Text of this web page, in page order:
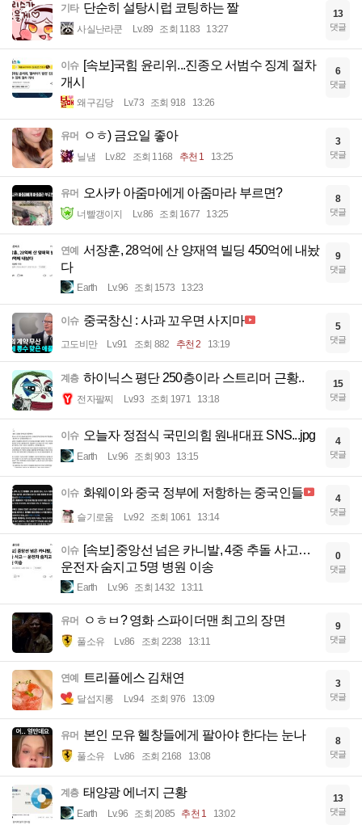
기타 단순히 설탕시럽 코팅하는 짤
사실난라쿤 Lv.89 조회 1183 13:27
13
댓글
이슈 [속보]국힘 윤리위...진종오 서범수 징계 절차
개시
왜구김당 Lv.73 조회 918 13:26
6
댓글
유머 ㅇㅎ) 금요일 좋아
닐냄 Lv.82 조회 1168 추천 1 13:25
3
댓글
유머 오사카 아줌마에게 아줌마라 부르면?
너빨갱이지 Lv.86 조회 1677 13:25
8
댓글
연예
서장훈, 28억에 산 양재역 빌딩 450억에 내놨
다
Earth Lv.96 조회 1573 13:23
9
댓글
이슈 중국창신 : 사과 꼬우면 사지마
고도비만 Lv.91 조회 882 추천 2 13:19
5
댓글
계층 하이닉스 평단 250층이라 스트리머 근황..
전자팔찌 Lv.93 조회 1971 13:18
15
댓글
이슈 오늘자 정점식 국민의힘 원내대표 SNS...jpg
Earth Lv.96 조회 903 13:15
4
댓글
이슈 화웨이와 중국 정부에 저항하는 중국인들
슬기로움 Lv.92 조회 1061 13:14
4
댓글
이슈 [속보] 중앙선 넘은 카니발, 4중 추돌 사고…
운전자 숨지고 5명 병원 이송
Earth Lv.96 조회 1432 13:11
0
댓글
유머 ㅇㅎㅂ? 영화 스파이더맨 최고의 장면
풀소유 Lv.86 조회 2238 13:11
9
댓글
연예 트리플에스 김채연
달섭지롱 Lv.94 조회 976 13:09
3
댓글
유머 본인 모유 헬창들에게 팔아야 한다는 눈나
풀소유 Lv.86 조회 2168 13:08
8
댓글
계층 태양광 에너지 근황
Earth Lv.96 조회 2085 추천 1 13:02
13
댓글